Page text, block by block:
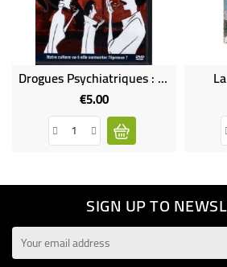
Drogues Psychiatriques : Médicaments Ou Menaces ?
€5.00Price
SIGN UP TO